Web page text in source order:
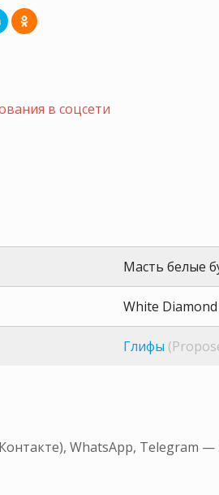
в соцсети
Масть белые
White
Глифы
WhatsApp, Telegram